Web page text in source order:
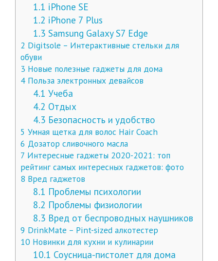
1.1 iPhone SE
1.2 iPhone 7 Plus
1.3 Samsung Galaxy S7 Edge
2 Digitsole – Интерактивные стельки для
обуви
3 Новые полезные гаджеты для дома
4Польза электронных девайсов
4.1 Учеба
4.2 Отдых
4.3 Безопасность и удобство
5 Умная щетка для волос Hair Coach
6 Дозатор сливочного масла
7 Интересные гаджеты 2020-2021: топ
рейтинг самых интересных гаджетов: фото
8 Вред гаджетов
8.1 Проблемы психологии
8.2 Проблемы физиологии
8.3 Вред от беспроводных наушников
9 DrinkMate – Pint-sized алкотестер
10Новинки для кухни и кулинарии
10.1 Соусница-пистолет для дома